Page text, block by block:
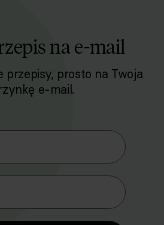
na e-mail
przepisy, prosto na Twoja
e-mail.
Newslettera